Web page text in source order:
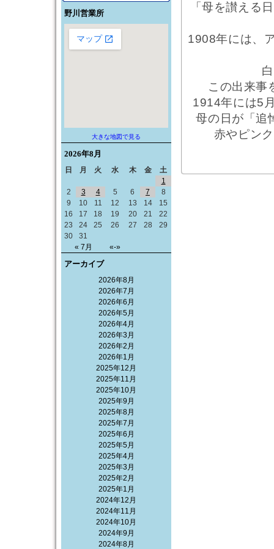
野川営業所
大きな地図で見る
2026年8月
日 月 火 水 木 金 土
« 7月 «-»
1
2
3 4 5 6 7
8
9
10 11 12 13 14
15
16
17 18 19 20 21
22
23
24 25 26 27 28
29
30
31
アーカイブ
2026年8月
2026年7月
2026年6月
2026年5月
2026年4月
2026年3月
2026年2月
2026年1月
2025年12月
2025年11月
2025年10月
2025年9月
2025年8月
2025年7月
2025年6月
2025年5月
2025年4月
2025年3月
2025年2月
2025年1月
2024年12月
2024年11月
2024年10月
2024年9月
2024年8月
「母を讃える
1908年には、
この出来事
1914年には5
母の日が「追
赤やピン